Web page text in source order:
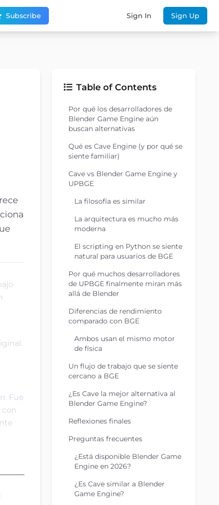
Subscribe Sign In Sign Up
Fue
con
Table of Contents
Por qué los desarrolladores de
Blender Game Engine aún
buscan alternativas
Qué es Cave Engine (y por qué se
siente familiar)
Cave vs Blender Game Engine y
UPBGE
La filosofía es similar
La arquitectura es mucho más
moderna
El scripting en Python se siente
natural para usuarios de BGE
Por qué muchos desarrolladores
de UPBGE finalmente miran más
allá de Blender
Diferencias de rendimiento
comparado con BGE
Ambos usan el mismo motor
de física
Un flujo de trabajo que se siente
cercano a BGE
¿Es Cave la mejor alternativa al
Blender Game Engine?
Reflexiones finales
Preguntas frecuentes
¿Está disponible Blender Game
Engine en 2026?
¿Es Cave similar a Blender
Game Engine?